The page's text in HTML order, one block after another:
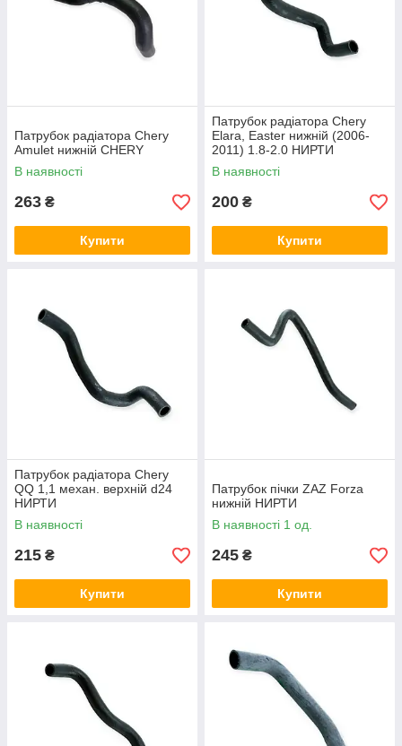
Патрубок радіатора Chery
Amulet нижній CHERY
В наявності
263 ₴
Купити
Патрубок радіатора Chery
Elara, Easter нижній (2006-
2011) 1.8-2.0 НИРТИ
В наявності
200 ₴
Купити
Патрубок радіатора Chery
QQ 1,1 механ. верхній d24
НИРТИ
В наявності
215 ₴
Купити
Патрубок пічки ZAZ Forza
нижній НИРТИ
В наявності 1 од.
245 ₴
Купити